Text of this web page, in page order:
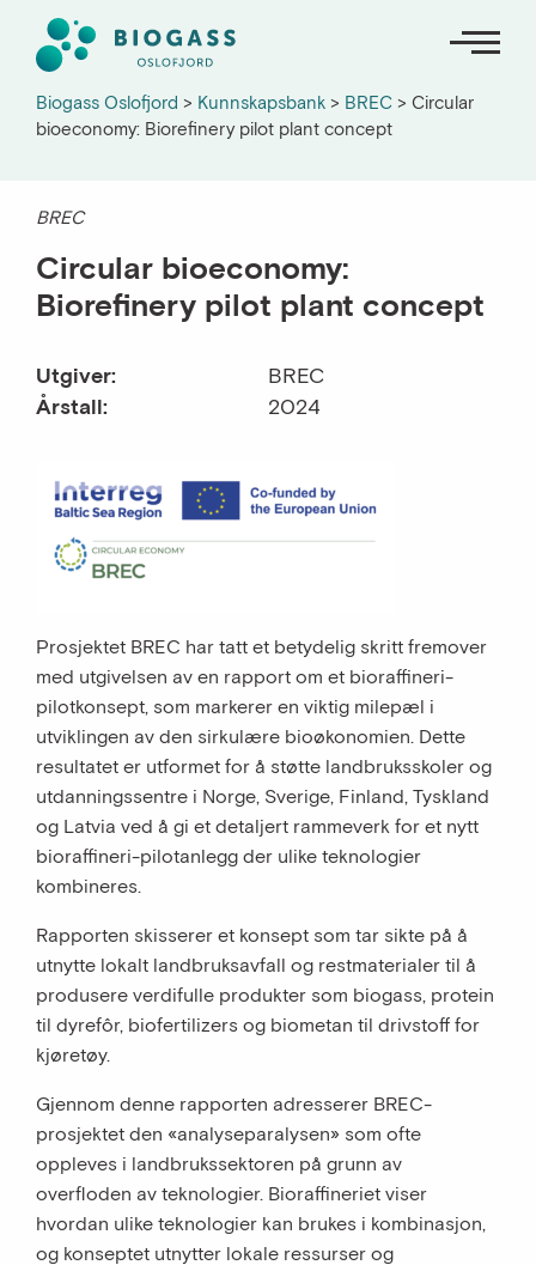
Kunnskapsbank
Kart og oversikter
Biogass Oslofjord > Kunnskapsbank > BREC > Circular
bioeconomy: Biorefinery pilot plant concept
BREC
Circular bioeconomy:
Biorefinery pilot plant concept
Utgiver:
BREC
Årstall:
2024
Prosjektet BREC har tatt et betydelig skritt fremover
med utgivelsen av en rapport om et bioraffineri-
pilotkonsept, som markerer en viktig milepæl i
utviklingen av den sirkulære bioøkonomien. Dette
resultatet er utformet for å støtte landbruksskoler og
utdanningssentre i Norge, Sverige, Finland, Tyskland
og Latvia ved å gi et detaljert rammeverk for et nytt
bioraffineri-pilotanlegg der ulike teknologier
kombineres.
Rapporten skisserer et konsept som tar sikte på å
utnytte lokalt landbruksavfall og restmaterialer til å
produsere verdifulle produkter som biogass, protein
til dyrefôr, biofertilizers og biometan til drivstoff for
kjøretøy.
Gjennom denne rapporten adresserer BREC-
prosjektet den «analyseparalysen» som ofte
oppleves i landbrukssektoren på grunn av
overfloden av teknologier. Bioraffineriet viser
hvordan ulike teknologier kan brukes i kombinasjon,
og konseptet utnytter lokale ressurser og